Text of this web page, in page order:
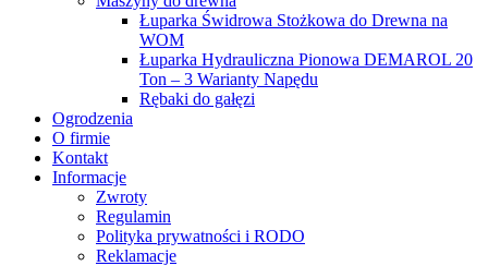
Łuparka Świdrowa Stożkowa do Drewna na
WOM
Łuparka Hydrauliczna Pionowa DEMAROL 20
Ton – 3 Warianty Napędu
Rębaki do gałęzi
Ogrodzenia
O firmie
Kontakt
Informacje
Zwroty
Regulamin
Polityka prywatności i RODO
Reklamacje